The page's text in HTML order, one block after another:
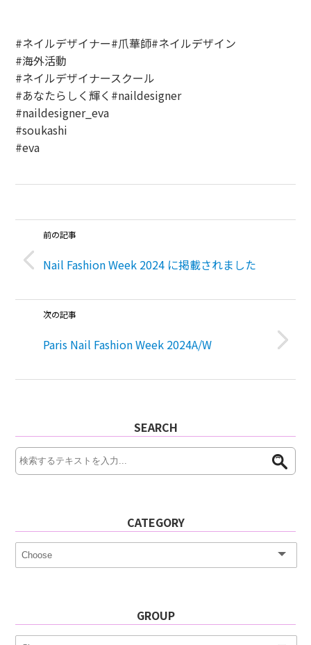
#ネイルデザイナー#爪華師#ネイルデザイン
#海外活動
#ネイルデザイナースクール
#あなたらしく輝く#naildesigner
#naildesigner_eva
#soukashi
#eva
前の記事
Nail Fashion Week 2024 に掲載されました
次の記事
Paris Nail Fashion Week 2024A/W
SEARCH
CATEGORY
GROUP